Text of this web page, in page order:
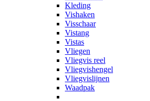
Kleding
Vishaken
Visschaar
Vistang
Vistas
Vliegen
Vliegvis reel
Vliegvishengel
Vliegvislijnen
Waadpak